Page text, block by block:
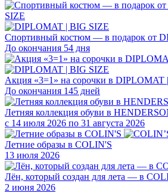
Спортивный костюм — в подарок от
До окончания 54 дня
Акция «3=1» на сорочки в DIPLOMAT
До окончания 145 дней
Летняя коллекция обуви в
с 14 июля 2026 по 31 августа 2026
Летние образы в COLIN'S
13 июля 2026
Лён, который создан для лета — в
2 июня 2026